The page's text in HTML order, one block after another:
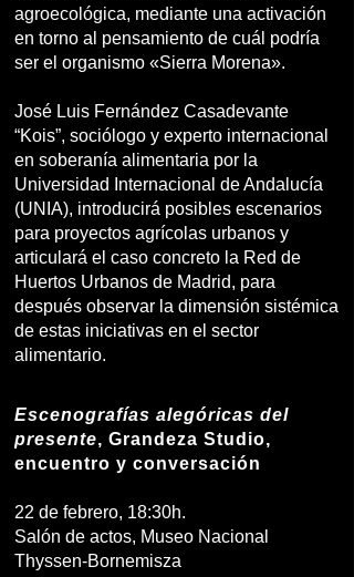
agroecológica, mediante una activación
en torno al pensamiento de cuál podría
ser el organismo «Sierra Morena».
José Luis Fernández Casadevante
“Kois”, sociólogo y experto internacional
en soberanía alimentaria por la
Universidad Internacional de Andalucía
(UNIA), introducirá posibles escenarios
para proyectos agrícolas urbanos y
articulará el caso concreto la Red de
Huertos Urbanos de Madrid, para
después observar la dimensión sistémica
de estas iniciativas en el sector
alimentario.
Escenografías alegóricas del
presente, Grandeza Studio,
encuentro y conversación
22 de febrero, 18:30h.
Salón de actos, Museo Nacional
Thyssen-Bornemisza